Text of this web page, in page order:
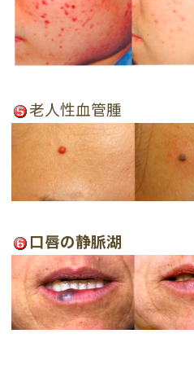
老人性血管腫
口唇の静脈湖